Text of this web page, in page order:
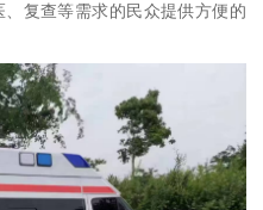
复查等需求的民众提供方便的